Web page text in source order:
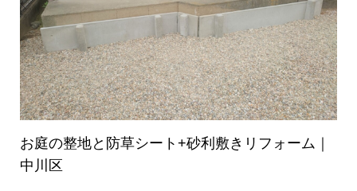
お庭の整地と防草シート+砂利敷きリフォーム｜
中川区